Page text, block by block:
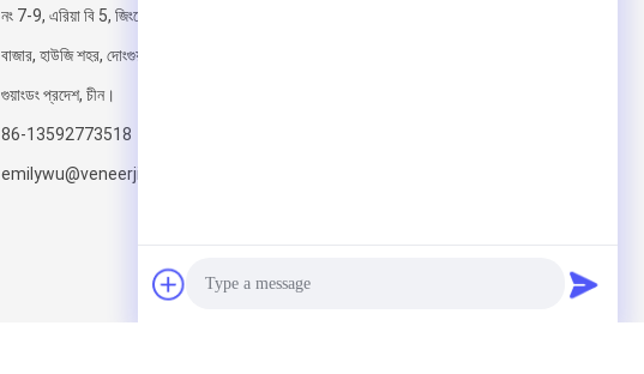
নং 7-9, এরিয়া বি 5, জিংয়ের কাঠ উপাদান
বাজার, হাউজি শহর, দোংগুয়ান শহর,
গুয়াংডং প্রদেশ, চীন।
86-13592773518
emilywu@veneerjialongveneer.com